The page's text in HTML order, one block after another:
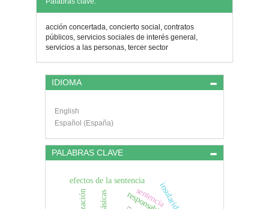
del
artículo
acción concertada, concierto social, contratos
públicos, servicios sociales de interés general,
servicios a las personas, tercer sector
IDIOMA
English
Español (España)
PALABRAS CLAVE
insularidad
sentencia
efectos de la sentencia